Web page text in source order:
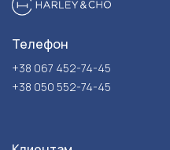
Телефон
+38 067 452-74-45
+38 050 552-74-45